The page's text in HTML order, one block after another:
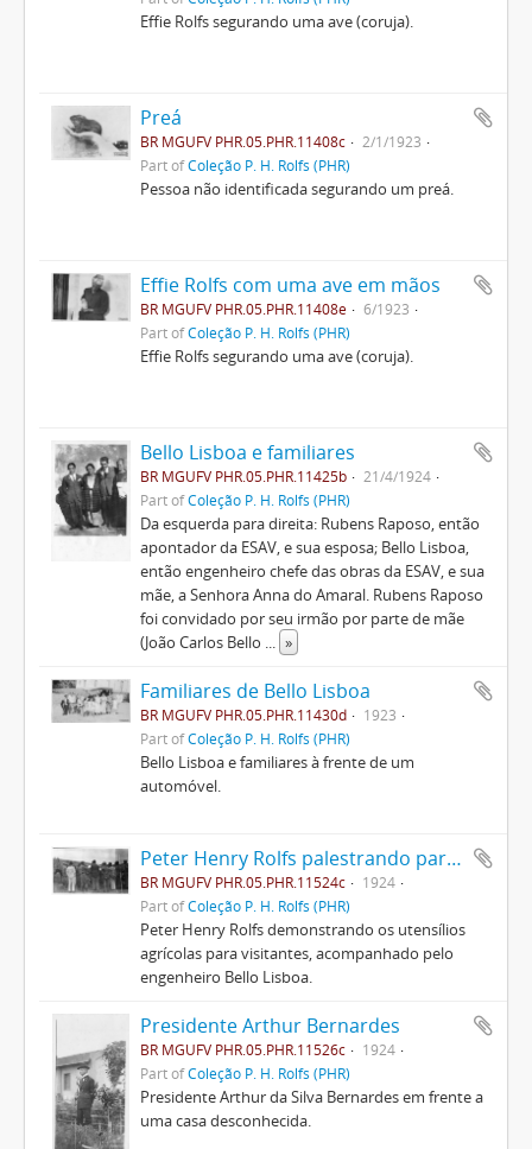
Effie Rolfs segurando uma ave (coruja).
Preá
BR MGUFV PHR.05.PHR.11408c
2/1/1923
Part ofColeção P. H. Rolfs (PHR)
Pessoa não identificada segurando um preá.
Effie Rolfs com uma ave em mãos
BR MGUFV PHR.05.PHR.11408e
6/1923
Part ofColeção P. H. Rolfs (PHR)
Effie Rolfs segurando uma ave (coruja).
Bello Lisboa e familiares
BR MGUFV PHR.05.PHR.11425b
21/4/1924
Part ofColeção P. H. Rolfs (PHR)
Da esquerda para direita: Rubens Raposo, então
apontador da ESAV, e sua esposa; Bello Lisboa,
então engenheiro chefe das obras da ESAV, e sua
mãe, a Senhora Anna do Amaral. Rubens Raposo
foi convidado por seu irmão por parte de mãe
(João Carlos Bello
»
Familiares de Bello Lisboa
BR MGUFV PHR.05.PHR.11430d
1923
Part ofColeção P. H. Rolfs (PHR)
Bello Lisboa e familiares à frente de um
automóvel.
Peter Henry Rolfs palestrando para visitantes
BR MGUFV PHR.05.PHR.11524c
1924
Part ofColeção P. H. Rolfs (PHR)
Peter Henry Rolfs demonstrando os utensílios
agrícolas para visitantes, acompanhado pelo
engenheiro Bello Lisboa.
Presidente Arthur Bernardes
BR MGUFV PHR.05.PHR.11526c
1924
Part ofColeção P. H. Rolfs (PHR)
Presidente Arthur da Silva Bernardes em frente a
uma casa desconhecida.